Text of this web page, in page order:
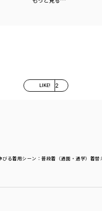
LIKE! 2
びる着用シーン ：普段着（通園・通学） 着替